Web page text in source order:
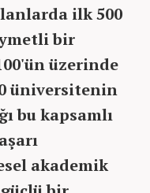
ilk 500
bir
üzerinde
üniversitenin
bu kapsamlı
akademik